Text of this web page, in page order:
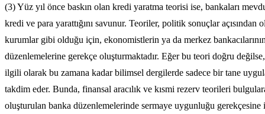
(3) Yüz yıl önce baskın olan kredi yaratma teorisi ise, bankaları
kredi ve para yarattığını savunur. Teoriler, politik sonuçlar açısından
kurumlar gibi olduğu için, ekonomistlerin ya da merkez
düzenlemelerine gerekçe oluşturmaktadır. Eğer bu teori doğru
ilgili olarak bu zamana kadar bilimsel dergilerde sadece bir tane
takdim eder. Bunda, finansal aracılık ve kısmi rezerv teorileri
oluşturulan banka düzenlemelerinde sermaye uygunluğu